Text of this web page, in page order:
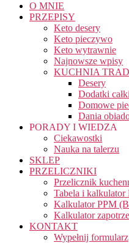
O MNIE
PRZEPISY
Keto desery
Keto pieczywo
Keto wytrawnie
Najnowsze wpisy
KUCHNIA
Desery
Dodatki
Domowe
Dania
PORADY I WIEDZA
Ciekawostki
Nauka na talerzu
SKLEP
PRZELICZNIKI
Przelicznik
Tabela i
Kalkulator PPM
Kalkulator
KONTAKT
Wypełnij formularz